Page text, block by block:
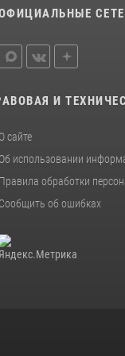
13 июля
При
И
О сайте
Об использовании
Правила обработки
Сообщить об ошибках